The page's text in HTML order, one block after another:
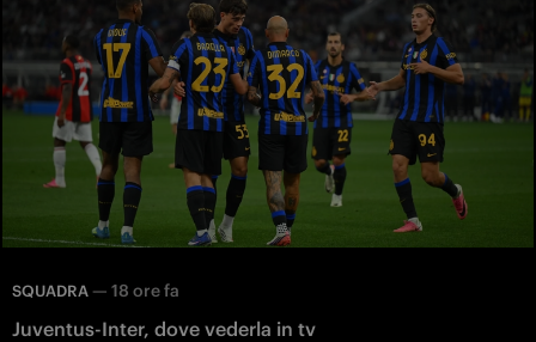
SQUADRA — 18 ore fa
Juventus-Inter, dove vederla in tv